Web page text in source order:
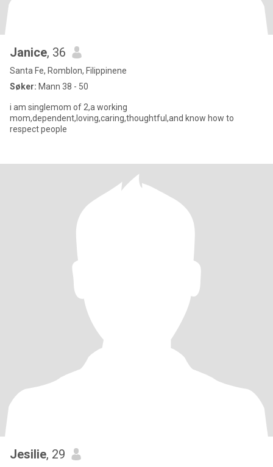
Janice, 36
Santa Fe, Romblon, Filippinene
Søker: Mann 38 - 50
i am singlemom of 2,a working
mom,dependent,loving,caring,thoughtful,and know how to
respect people
Jesilie, 29